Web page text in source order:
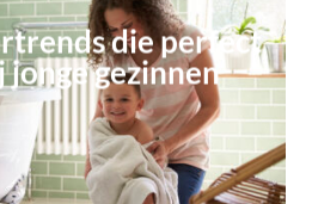
die perfect
jonge gezinnen